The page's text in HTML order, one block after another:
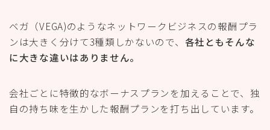
ベガ（VEGA)のようなネットワークビジネスの報酬プラ
ンは大きく分けて3種類しかないので、 各社ともそんな
に大きな違いはありません。
会社ごとに特徴的なボーナスプランを加えることで、独
自の持ち味を生かした報酬プランを打ち出しています。